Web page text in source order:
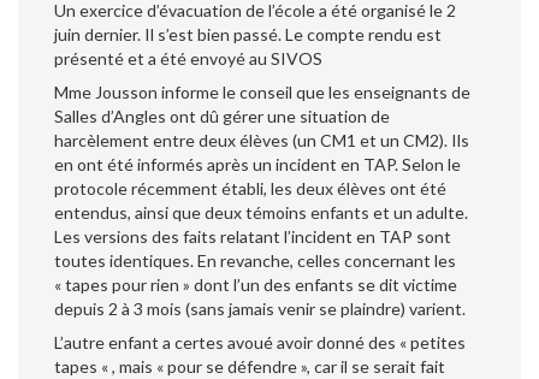
Un exercice d’évacuation de l’école a été organisé le 2
juin dernier. Il s’est bien passé. Le compte rendu est
présenté et a été envoyé au SIVOS
Mme Jousson informe le conseil que les enseignants de
Salles d’Angles ont dû gérer une situation de
harcèlement entre deux élèves (un CM1 et un CM2). Ils
en ont été informés après un incident en TAP. Selon le
protocole récemment établi, les deux élèves ont été
entendus, ainsi que deux témoins enfants et un adulte.
Les versions des faits relatant l’incident en TAP sont
toutes identiques. En revanche, celles concernant les
« tapes pour rien » dont l’un des enfants se dit victime
depuis 2 à 3 mois (sans jamais venir se plaindre) varient.
L’autre enfant a certes avoué avoir donné des « petites
tapes « , mais « pour se défendre », car il se serait fait